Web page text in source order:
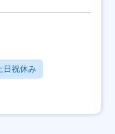
日祝休み